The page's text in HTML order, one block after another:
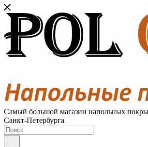
Самый большой магазин напольных
Санкт-Петербурга